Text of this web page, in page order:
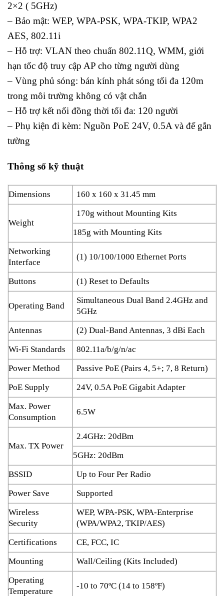
2×2 ( 5GHz)
– Bảo mật: WEP, WPA-PSK, WPA-TKIP, WPA2
AES, 802.11i
– Hỗ trợ: VLAN theo chuẩn 802.11Q, WMM, giới
hạn tốc độ truy cập AP cho từng người dùng
– Vùng phủ sóng: bán kính phát sóng tối đa 120m
trong môi trường không có vật chắn
– Hỗ trợ kết nối đồng thời tối đa: 120 người
– Phụ kiện đi kèm: Nguồn PoE 24V, 0.5A và đế gắn
tường
Thông số kỹ thuật
Dimensions 160 x 160 x 31.45 mm
Weight
170g without Mounting Kits
185g with Mounting Kits
Networking
Interface
(1) 10/100/1000 Ethernet Ports
Buttons (1) Reset to Defaults
Operating Band
Simultaneous Dual Band 2.4GHz and
5GHz
Antennas
(2) Dual-Band Antennas, 3 dBi Each
Wi-Fi Standards
802.11a/b/g/n/ac
Power Method
Passive PoE (Pairs 4, 5+; 7, 8 Return)
PoE Supply
24V, 0.5A PoE Gigabit Adapter
Max. Power
Consumption
6.5W
Max. TX Power
2.4GHz: 20dBm
5GHz: 20dBm
BSSID
Up to Four Per Radio
Power Save
Supported
Wireless
Security
WEP, WPA-PSK, WPA-Enterprise
(WPA/WPA2, TKIP/AES)
Certifications
CE, FCC, IC
Mounting
Wall/Ceiling (Kits Included)
Operating
Temperature
-10 to 70ºC (14 to 158ºF)